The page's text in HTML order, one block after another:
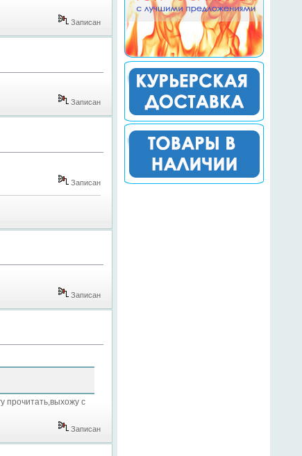
Записан
Записан
Записан
Записан
прочитать,выхожу с
Записан